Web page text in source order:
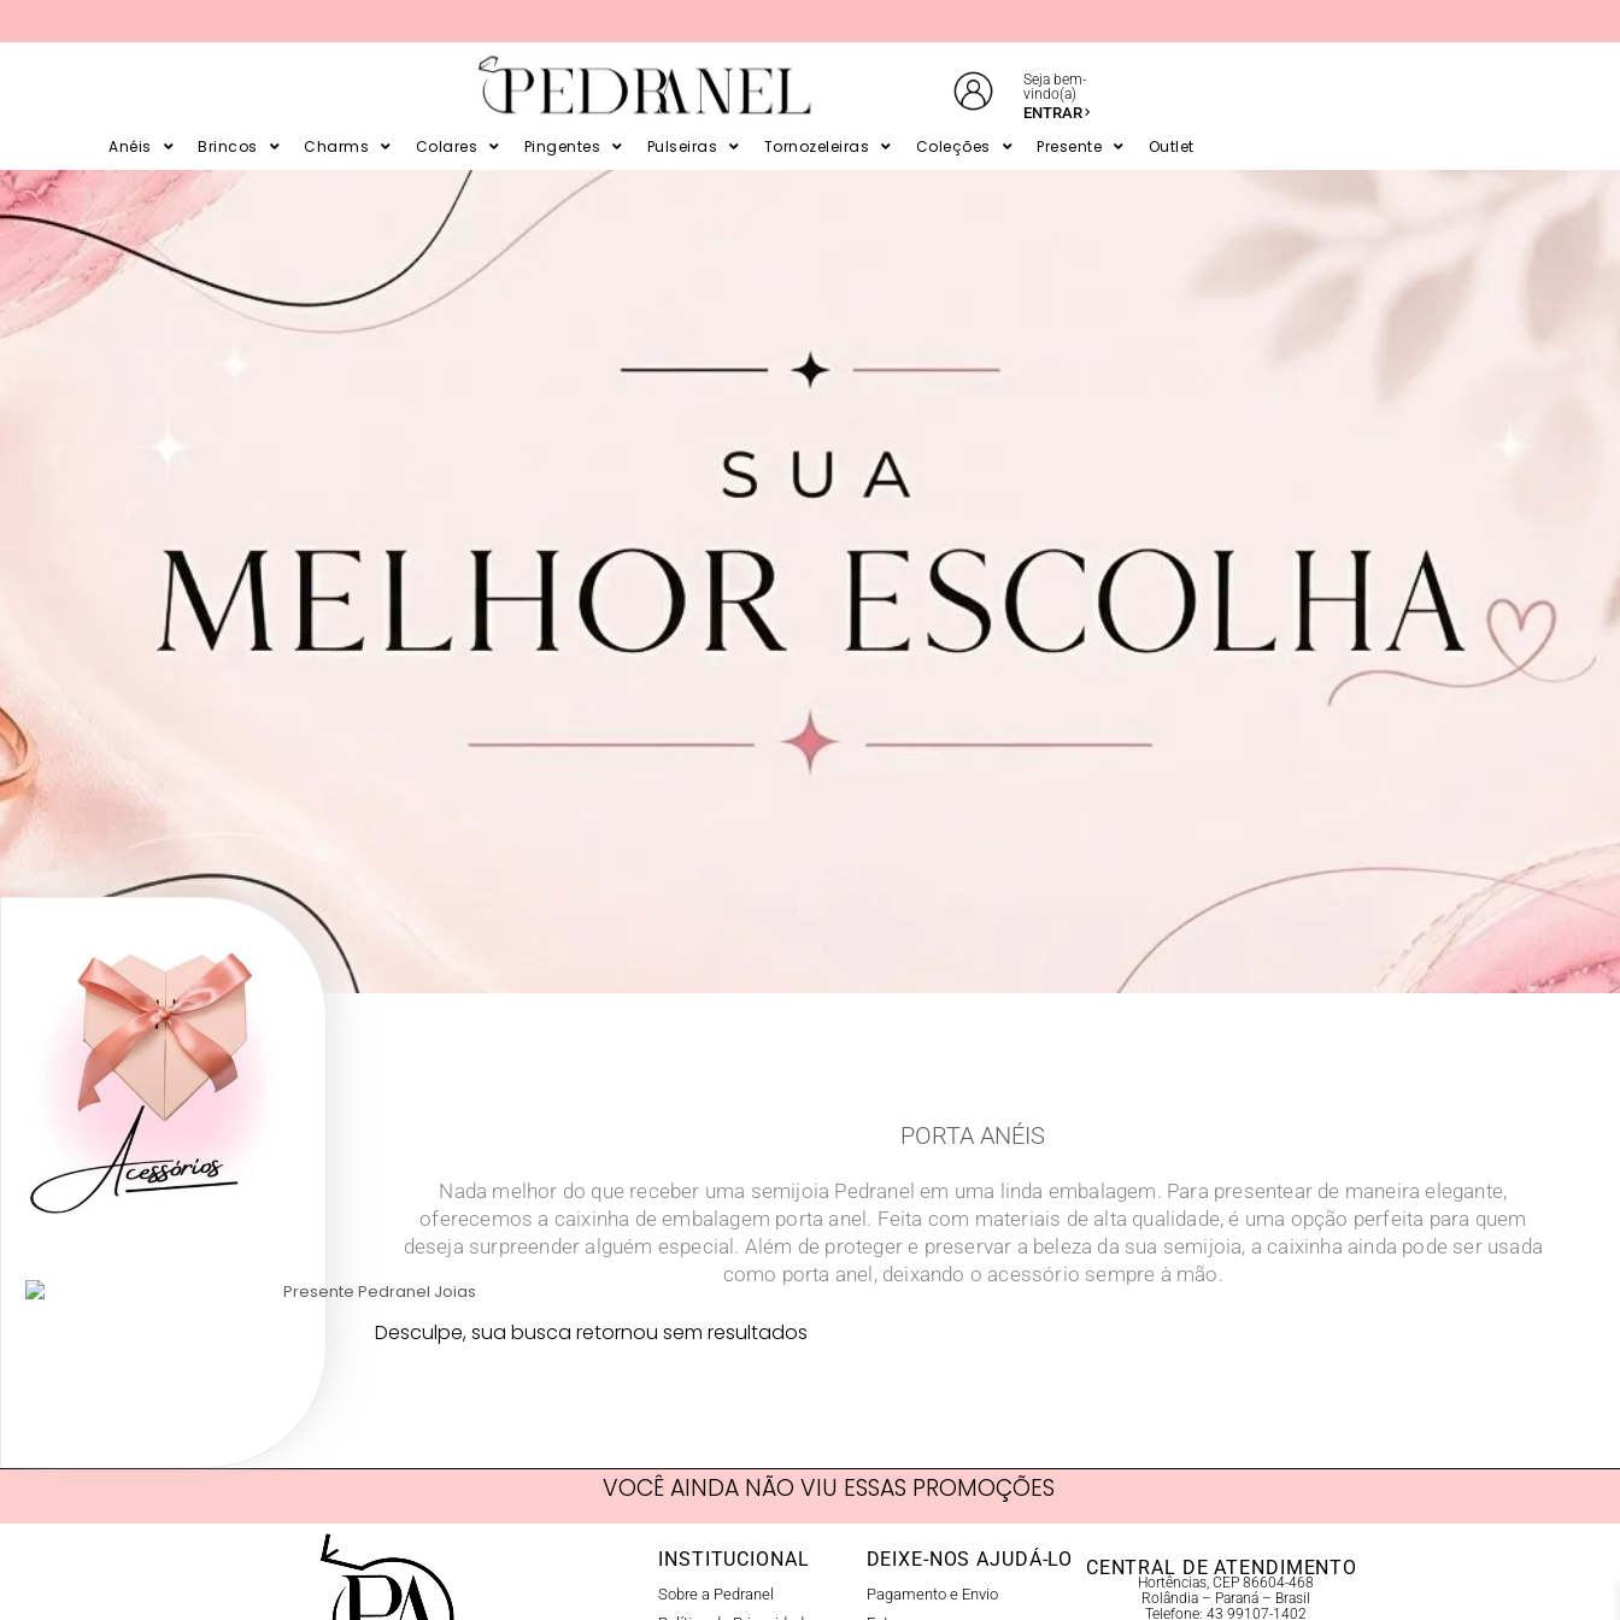
PARCELE SUAS COMPRAS EM 12X E EM ATÉ 6X SEM JUROS NO CARTÃO
Seja bem-
vindo(a)
ENTRAR
Anéis Brincos Charms Colares Pingentes Pulseiras Tornozeleiras Coleções Presente Outlet
PORTA ANÉIS
Nada melhor do que receber uma semijoia Pedranel em uma linda embalagem. Para presentear de maneira elegante,
oferecemos a caixinha de embalagem porta anel. Feita com materiais de alta qualidade, é uma opção perfeita para quem
deseja surpreender alguém especial. Além de proteger e preservar a beleza da sua semijoia, a caixinha ainda pode ser usada
como porta anel, deixando o acessório sempre à mão.
Desculpe, sua busca retornou sem resultados
VOCÊ AINDA NÃO VIU ESSAS PROMOÇÕES
INSTITUCIONAL
Sobre a Pedranel
DEIXE-NOS AJUDÁ-LO
Pagamento e Envio
CENTRAL DE ATENDIMENTO
Hortências, CEP 86604-468
Rolândia – Paraná – Brasil
Telefone: 43 99107-1402